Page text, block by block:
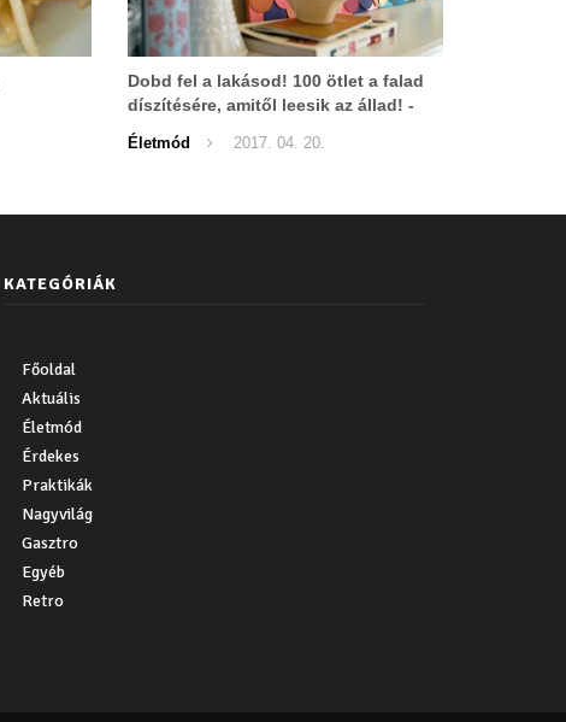
Dobd fel a lakásod! 100 ötlet a falad
díszítésére, amitől leesik az állad! -
ZSENIÁLIS!
Életmód 2017. 04. 20.
KATEGÓRIÁK
Főoldal
Aktuális
Életmód
Érdekes
Praktikák
Nagyvilág
Gasztro
Egyéb
Retro